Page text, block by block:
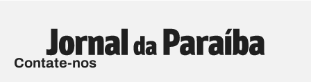
Contate-nos